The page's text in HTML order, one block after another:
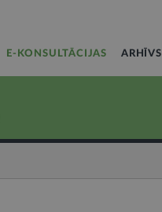
E-KONSULTĀCIJAS ARHĪVS